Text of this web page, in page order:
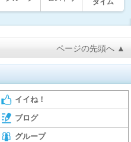
タイム
ページの先頭へ ▲
イイね！
ブログ
グループ